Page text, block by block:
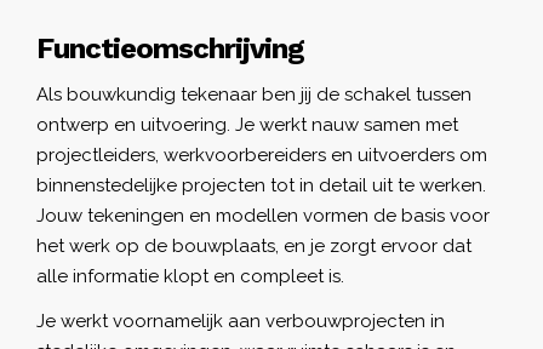
Functieomschrijving
Als bouwkundig tekenaar ben jij de schakel tussen
ontwerp en uitvoering. Je werkt nauw samen met
projectleiders, werkvoorbereiders en uitvoerders om
binnenstedelijke projecten tot in detail uit te werken.
Jouw tekeningen en modellen vormen de basis voor
het werk op de bouwplaats, en je zorgt ervoor dat
alle informatie klopt en compleet is.
Je werkt voornamelijk aan verbouwprojecten in